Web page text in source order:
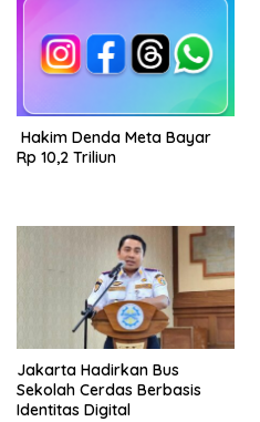
Hakim Denda Meta Bayar
Rp 10,2 Triliun
Jakarta Hadirkan Bus
Sekolah Cerdas Berbasis
Identitas Digital